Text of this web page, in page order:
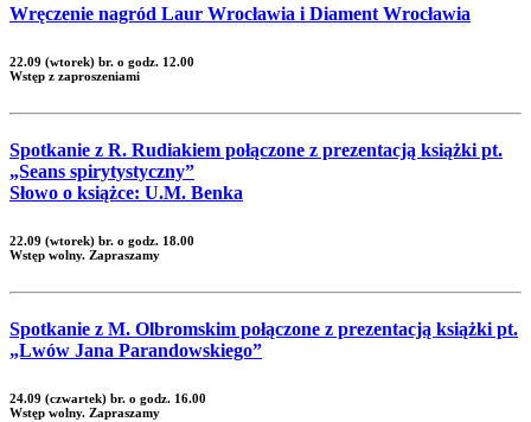
Wręczenie nagród Laur Wrocławia i Diament Wrocławia
22.09 (wtorek) br. o godz. 12.00
Wstęp z zaproszeniami
Spotkanie z R. Rudiakiem połączone z prezentacją książki pt.
„Seans spirytystyczny”
Słowo o książce: U.M. Benka
22.09 (wtorek) br. o godz. 18.00
Wstęp wolny. Zapraszamy
Spotkanie z M. Olbromskim połączone z prezentacją książki pt.
„Lwów Jana Parandowskiego”
24.09 (czwartek) br. o godz. 16.00
Wstęp wolny. Zapraszamy